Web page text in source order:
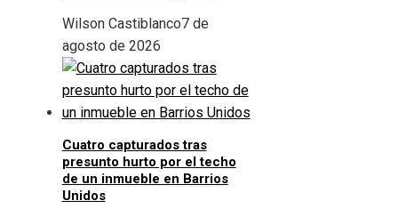
Wilson Castiblanco7 de
agosto de 2026
Cuatro capturados tras
presunto hurto por el techo
de un inmueble en Barrios
Unidos